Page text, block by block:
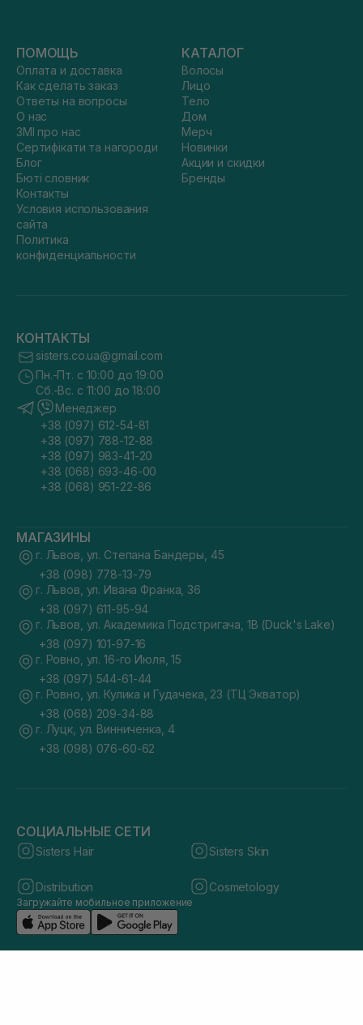
ПОМОЩЬ
Оплата и доставка
Как сделать заказ
Ответы на вопросы
О нас
ЗМІ про нас
Сертифікати та нагороди
Блог
Бюті словник
Контакты
Условия использования
сайта
Политика
конфиденциальности
КАТАЛОГ
Волосы
Лицо
Тело
Дом
Мерч
Новинки
Акции и скидки
Бренды
КОНТАКТЫ
sisters.co.ua@gmail.com
Пн.-Пт. с 10:00 до 19:00
Сб.-Вс. с 11:00 до 18:00
Менеджер
+38 (097) 612-54-81
+38 (097) 788-12-88
+38 (097) 983-41-20
+38 (068) 693-46-00
+38 (068) 951-22-86
МАГАЗИНЫ
г. Львов, ул. Степана Бандеры, 45
+38 (098) 778-13-79
г. Львов, ул. Ивана Франка, 36
+38 (097) 611-95-94
г. Львов, ул. Академика Подстригача, 1В (Duck's Lake)
+38 (097) 101-97-16
г. Ровно, ул. 16-го Июля, 15
+38 (097) 544-61-44
г. Ровно, ул. Кулика и Гудачека, 23 (ТЦ Экватор)
+38 (068) 209-34-88
г. Луцк, ул. Винниченка, 4
+38 (098) 076-60-62
СОЦИАЛЬНЫЕ СЕТИ
Sisters Hair Sisters Skin
Distribution Cosmetology
Загружайте мобильное приложение